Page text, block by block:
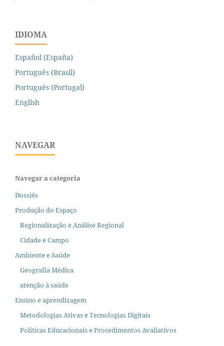
IDIOMA
Español (España)
Português (Brasil)
Português (Portugal)
English
NAVEGAR
Navegar a categoria
Dossiês
Produção do Espaço
Regionalização e Análise Regional
Cidade e Campo
Ambiente e Saúde
Geografia Médica
atenção à saúde
Ensino e aprendizagem
Metodologias Ativas e Tecnologias Digitais
Políticas Educacionais e Procedimentos Avaliativos